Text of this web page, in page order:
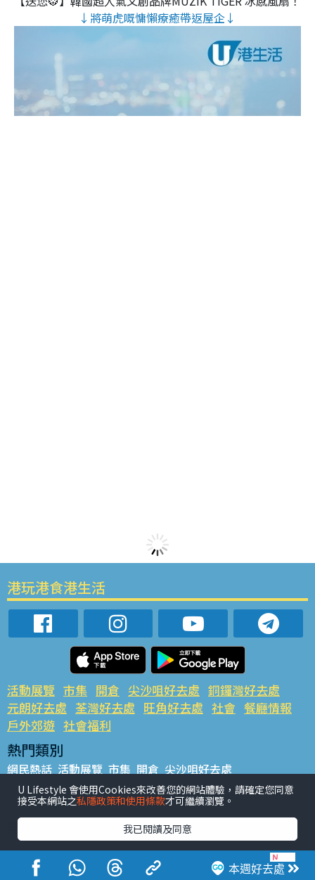
↓將萌虎嘅慵懶療癒帶返屋企↓
本週好去處
港玩港食港生活
活動展覽 市集 開倉 尖沙咀好去處 銅鑼灣好去處
元朗好去處 荃灣好去處 旺角好去處 社會 餐廳情報
戶外郊遊 社會福利
熱門類別
網民熱話 活動展覽 市集 開倉 尖沙咀好去處
銅鑼灣好去處 元朗好去處 荃灣好去處 旺角好去處 社會
餐廳情報 戶外郊遊
熱門標籤
#UGO搵好去處 #人氣活動推介 #美食社群熱話
#親子玩樂好去處
#ULifestyle應用程式
#限時搶
U Lifestyle 會使用Cookies來改善您的網站體驗，請確定您同意
接受本網站之私隱政策和使用條款才可繼續瀏覽。
我已閱讀及同意